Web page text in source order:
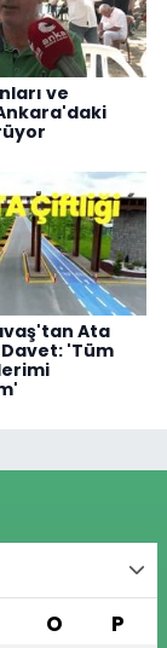
ve
Ata
'Tüm
O P